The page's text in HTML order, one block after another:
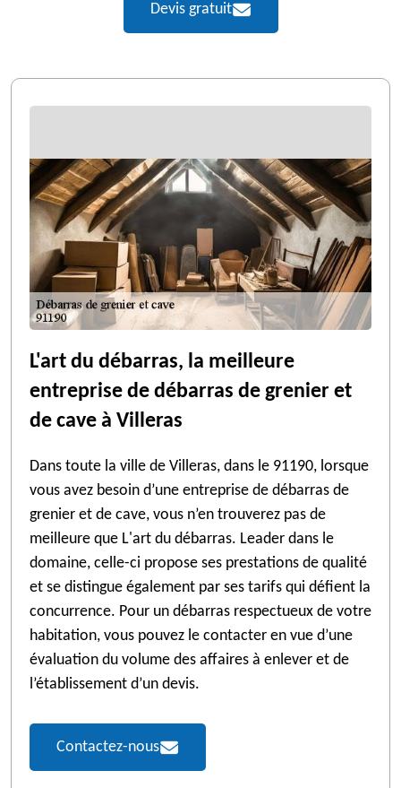
Devis gratuit
L'art du débarras, la meilleure
entreprise de débarras de grenier et
de cave à Villeras
Dans toute la ville de Villeras, dans le 91190, lorsque
vous avez besoin d’une entreprise de débarras de
grenier et de cave, vous n’en trouverez pas de
meilleure que L'art du débarras. Leader dans le
domaine, celle-ci propose ses prestations de qualité
et se distingue également par ses tarifs qui défient la
concurrence. Pour un débarras respectueux de votre
habitation, vous pouvez le contacter en vue d’une
évaluation du volume des affaires à enlever et de
l’établissement d’un devis.
Contactez-nous